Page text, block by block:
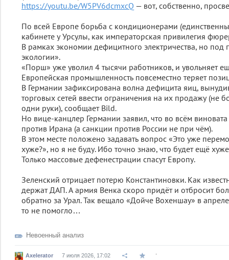
https://youtu.be/W5PV6dcmxcQ — вот, собственно,
По всей Европе борьба с кондиционерами
кабинете у Урсулы, как императорская привилегия
В рамках экономии дефицитного электричества, но под
экологии».
«Порш» уже уволил 4 тысячи работников, и увольняет
Европейская промышленность повсеместно теряет
В Германии зафиксирована волна дефицита яиц,
торговых сетей ввести ограничения на их продажу (не
одни руки), сообщает Bild.
Но вице-канцлер Германии заявил, что во всём
против Ирана (а санкции против России не при чём).
В этом месте положено задавать вопрос «Это уже
хуже?», но я не буду. Ибо точно знаю, что будет ещё
Только массовые дефенестрации спасут Европу.
Зеленский отрицает потерю Константиновки. Как
держат ДАП. А армия Венка скоро придёт и отбросит
обратно за Урал. Так вещало «Дойче Вохеншау» в
то не помогло…
Невоенный анализ
Axelerator 7 июля 2026, 17:02 .